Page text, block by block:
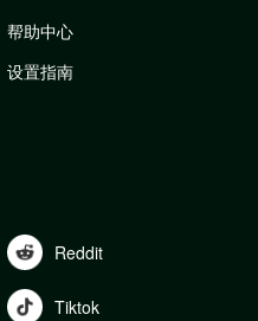
帮助中心
设置指南
Reddit
Tiktok